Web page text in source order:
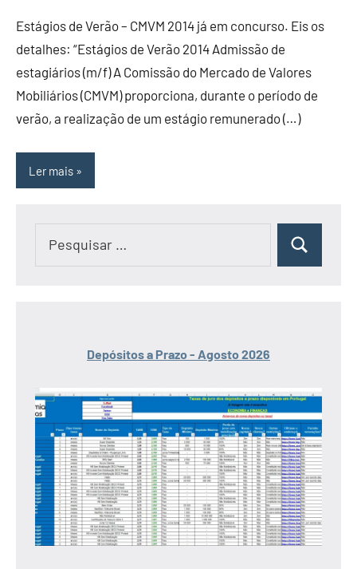
Estágios de Verão – CMVM 2014 já em concurso. Eis os
detalhes: “Estágios de Verão 2014 Admissão de
estagiários (m/f) A Comissão do Mercado de Valores
Mobiliários (CMVM) proporciona, durante o período de
verão, a realização de um estágio remunerado (…)
Ler mais
Pesquisar
Depósitos a Prazo - Agosto 2026